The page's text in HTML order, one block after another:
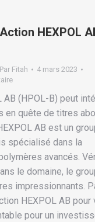
HEXPOL
Par Fitah
4 mars 2023
AB (HPOL-B) peut
en quête de titres
AB est un
spécialisé dans la
avancés.
le domaine, le
impressionnants.
HEXPOL AB pour
pour un